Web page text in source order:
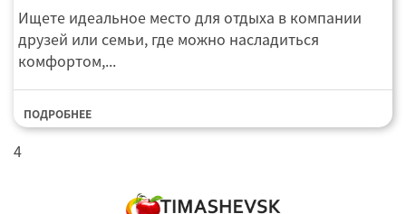
Ищете идеальное место для отдыха в компании
друзей или семьи, где можно насладиться
комфортом,...
ПОДРОБНЕЕ
4